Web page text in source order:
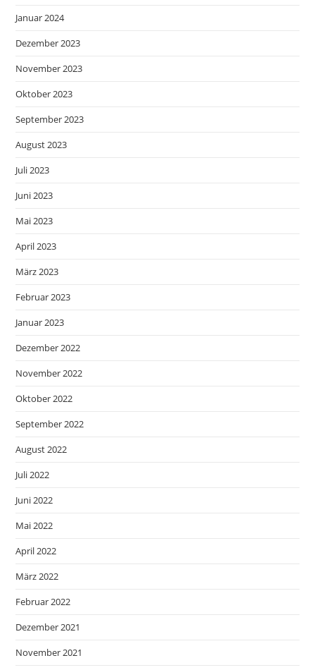
Januar 2024
Dezember 2023
November 2023
Oktober 2023
September 2023
August 2023
Juli 2023
Juni 2023
Mai 2023
April 2023
März 2023
Februar 2023
Januar 2023
Dezember 2022
November 2022
Oktober 2022
September 2022
August 2022
Juli 2022
Juni 2022
Mai 2022
April 2022
März 2022
Februar 2022
Dezember 2021
November 2021